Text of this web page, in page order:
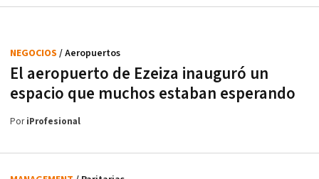
El aeropuerto de Ezeiza inauguró un
espacio que muchos estaban esperando
NEGOCIOS / Aeropuertos
PoriProfesional